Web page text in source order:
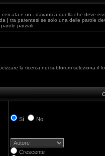
cercata e un - davanti a quella che deve
| tra parentesi se solo una delle parole
parziali.
la ricerca nei subforum seleziona il
Sì No
Crescente